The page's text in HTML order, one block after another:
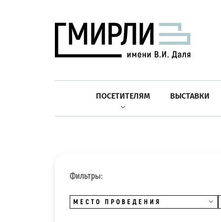
ПОСЕТИТЕЛЯМ ВЫСТАВКИ
Фильтры:
МЕСТО ПРОВЕДЕНИЯ